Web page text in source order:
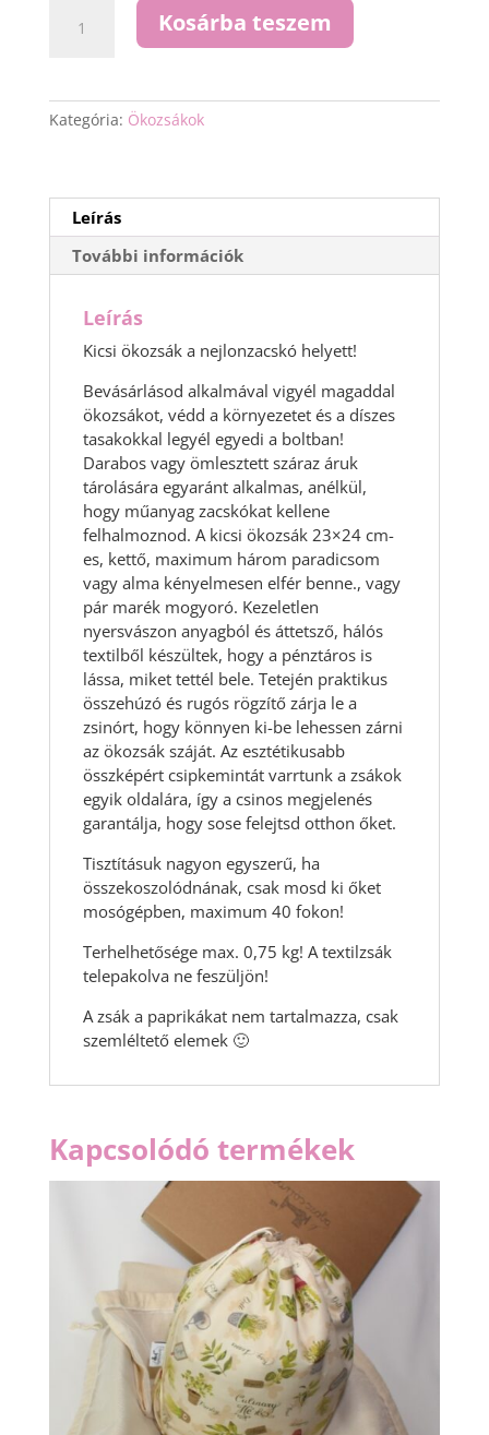
ökozsák
Kosárba teszem
Kategória: Ökozsákok
Leírás
További információk
Leírás
Kicsi ökozsák a nejlonzacskó helyett!
Bevásárlásod alkalmával vigyél magaddal
ökozsákot, védd a környezetet és a díszes
tasakokkal legyél egyedi a boltban!
Darabos vagy ömlesztett száraz áruk
tárolására egyaránt alkalmas, anélkül,
hogy műanyag zacskókat kellene
felhalmoznod. A kicsi ökozsák 23×24 cm-
es, kettő, maximum három paradicsom
vagy alma kényelmesen elfér benne., vagy
pár marék mogyoró. Kezeletlen
nyersvászon anyagból és áttetsző, hálós
textilből készültek, hogy a pénztáros is
lássa, miket tettél bele. Tetején praktikus
összehúzó és rugós rögzítő zárja le a
zsinórt, hogy könnyen ki-be lehessen zárni
az ökozsák száját. Az esztétikusabb
összképért csipkemintát varrtunk a zsákok
egyik oldalára, így a csinos megjelenés
garantálja, hogy sose felejtsd otthon őket.
Tisztításuk nagyon egyszerű, ha
összekoszolódnának, csak mosd ki őket
mosógépben, maximum 40 fokon!
Terhelhetősége max. 0,75 kg! A textilzsák
telepakolva ne feszüljön!
A zsák a paprikákat nem tartalmazza, csak
szemléltető elemek 🙂
Kapcsolódó termékek